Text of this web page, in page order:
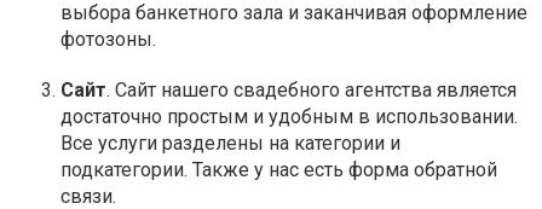
выбора банкетного зала и заканчивая оформление
фотозоны.
Сайт. Сайт нашего свадебного агентства является
достаточно простым и удобным в использовании.
Все услуги разделены на категории и
подкатегории. Также у нас есть форма обратной
связи.